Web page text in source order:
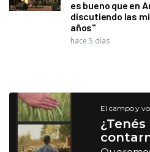
es bueno que en
discutiendo las
años"
hace 5 días
El campo y